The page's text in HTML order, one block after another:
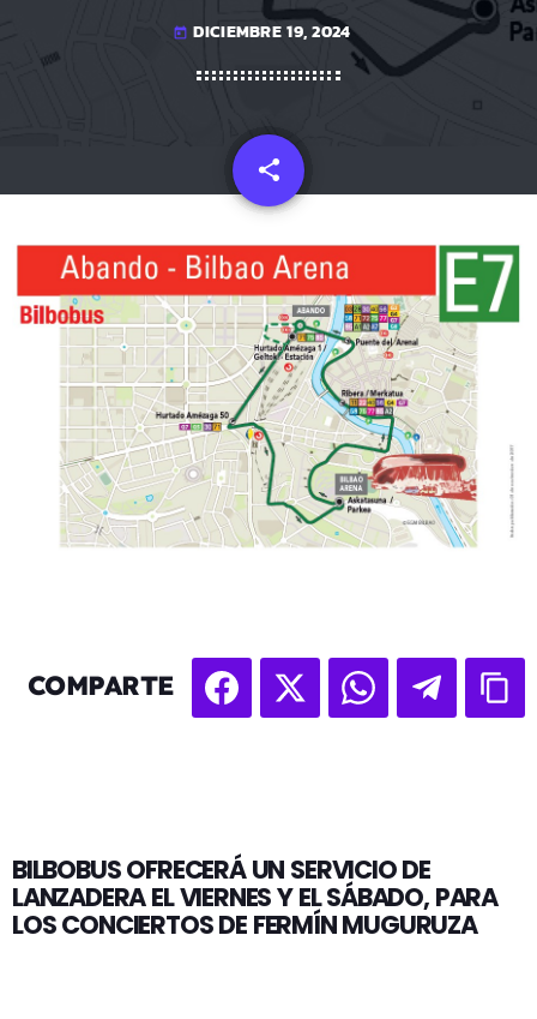
today DICIEMBRE 19, 2024
share
email
COMPARTE
BILBOBUS OFRECERÁ UN SERVICIO DE
LANZADERA EL VIERNES Y EL SÁBADO, PARA
LOS CONCIERTOS DE FERMÍN MUGURUZA